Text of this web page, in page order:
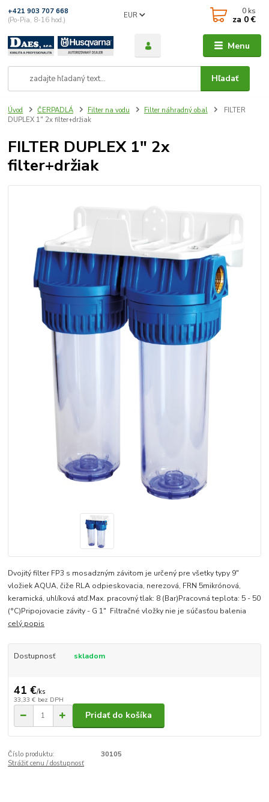
Menu
EUR
Hľadať
+421 903 707 668
(Po-Pia, 8-16 hod.)
0 ks
za 0 €
Úvod ČERPADLÁ Filter na vodu Filter náhradný obal
FILTER
DUPLEX 1" 2x filter+držiak
FILTER DUPLEX 1" 2x
filter+držiak
Dvojitý filter FP3 s mosadzným závitom je určený pre všetky typy 9"
vložiek AQUA, čiže RLA odpieskovacia, nerezová, FRN 5mikrónová,
keramická, uhlíková atď.Max. pracovný tlak: 8 (Bar)Pracovná teplota: 5 - 50
(°C)Pripojovacie závity - G 1" Filtračné vložky nie je súčasťou balenia
celý popis
Dostupnosť skladom
41 €/ks
33,33 € bez DPH
Pridať do košíka
Číslo produktu:
30105
Strážiť cenu / dostupnosť